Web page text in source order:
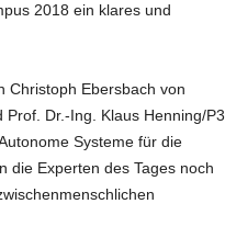
2018 ein klares und
Christoph Ebersbach von
Dr.-Ing. Klaus Henning/P3
Systeme für die
die Experten des Tages noch